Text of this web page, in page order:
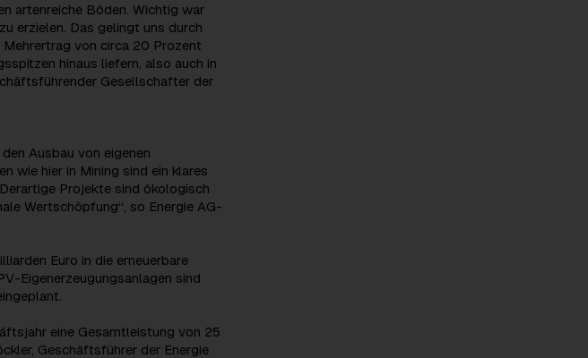
artenreiche Böden. Wichtig war
erzielen. Das gelingt uns durch
Mehrertrag von circa 20 Prozent
hinaus liefern, also auch in
Gesellschafter der
Ausbau von eigenen
wie hier in Mining sind ein klares
Projekte sind ökologisch
Wertschöpfung“, so Energie AG-
Euro in die erneuerbare
Eigenerzeugungsanlagen sind
eine Gesamtleistung von 25
Geschäftsführer der Energie